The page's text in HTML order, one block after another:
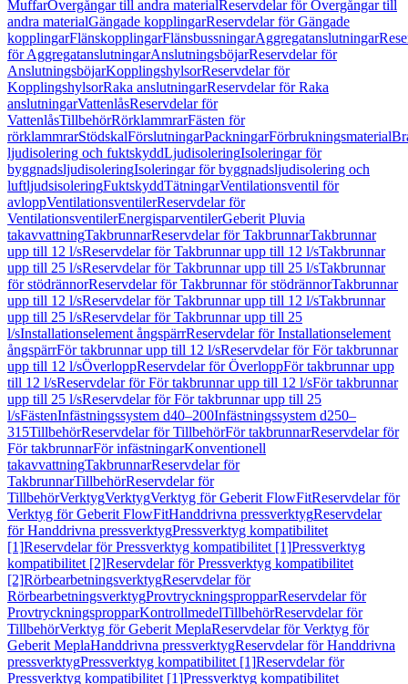
MuffarÖvergångar till andra materialReservdelar för Övergångar till
andra materialGängade kopplingarReservdelar för Gängade
kopplingarFlänskopplingarFlänsbussningarAggregatanslutningar
för AggregatanslutningarAnslutningsböjarReservdelar för
AnslutningsböjarKopplingshylsorReservdelar för
KopplingshylsorRaka anslutningarReservdelar för Raka
anslutningarVattenlåsReservdelar för
VattenlåsTillbehörRörklammrarFästen för
rörklammrarStödskalFörslutningarPackningarFörbrukningsmaterial
ljudisolering och fuktskyddLjudisoleringIsoleringar för
byggnadsljudisoleringIsoleringar för byggnadsljudisolering och
luftljudsisoleringFuktskyddTätningarVentilationsventil för
avloppVentilationsventilerReservdelar för
VentilationsventilerEnergisparventilerGeberit Pluvia
takavvattningTakbrunnarReservdelar för TakbrunnarTakbrunnar
upp till 12 l/sReservdelar för Takbrunnar upp till 12 l/sTakbrunnar
upp till 25 l/sReservdelar för Takbrunnar upp till 25 l/sTakbrunnar
för stödrännorReservdelar för Takbrunnar för stödrännorTakbrunnar
upp till 12 l/sReservdelar för Takbrunnar upp till 12 l/sTakbrunnar
upp till 25 l/sReservdelar för Takbrunnar upp till 25
l/sInstallationselement ångspärrReservdelar för Installationselement
ångspärrFör takbrunnar upp till 12 l/sReservdelar för För takbrunnar
upp till 12 l/sÖverloppReservdelar för ÖverloppFör takbrunnar upp
till 12 l/sReservdelar för För takbrunnar upp till 12 l/sFör takbrunnar
upp till 25 l/sReservdelar för För takbrunnar upp till 25
l/sFästenInfästningssystem d40–200Infästningssystem d250–
315TillbehörReservdelar för TillbehörFör takbrunnarReservdelar för
För takbrunnarFör infästningarKonventionell
takavvattningTakbrunnarReservdelar för
TakbrunnarTillbehörReservdelar för
TillbehörVerktygVerktygVerktyg för Geberit FlowFitReservdelar för
Verktyg för Geberit FlowFitHanddrivna pressverktygReservdelar
för Handdrivna pressverktygPressverktyg kompatibilitet
[1]Reservdelar för Pressverktyg kompatibilitet [1]Pressverktyg
kompatibilitet [2]Reservdelar för Pressverktyg kompatibilitet
[2]RörbearbetningsverktygReservdelar för
RörbearbetningsverktygProvtryckningspropparReservdelar för
ProvtryckningspropparKontrollmedelTillbehörReservdelar för
TillbehörVerktyg för Geberit MeplaReservdelar för Verktyg för
Geberit MeplaHanddrivna pressverktygReservdelar för Handdrivna
pressverktygPressverktyg kompatibilitet [1]Reservdelar för
Pressverktyg kompatibilitet [1]Pressverktyg kompatibilitet